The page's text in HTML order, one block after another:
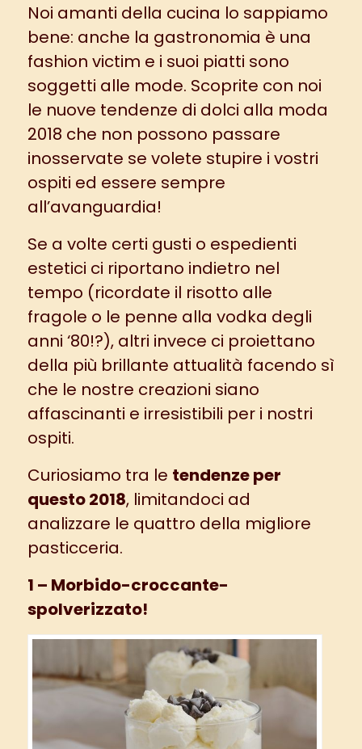
Noi amanti della cucina lo sappiamo
bene: anche la gastronomia è una
fashion victim e i suoi piatti sono
soggetti alle mode. Scoprite con noi
le nuove tendenze di dolci alla moda
2018 che non possono passare
inosservate se volete stupire i vostri
ospiti ed essere sempre
all’avanguardia!
Se a volte certi gusti o espedienti
estetici ci riportano indietro nel
tempo (ricordate il risotto alle
fragole o le penne alla vodka degli
anni ‘80!?), altri invece ci proiettano
della più brillante attualità facendo sì
che le nostre creazioni siano
affascinanti e irresistibili per i nostri
ospiti.
Curiosiamo tra le tendenze per
questo 2018, limitandoci ad
analizzare le quattro della migliore
pasticceria.
1 – Morbido-croccante-
spolverizzato!